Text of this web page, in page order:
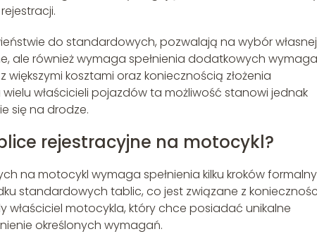
do standardowych, pozwalają na wybór własnej
ale również wymaga spełnienia dodatkowych
większymi kosztami oraz koniecznością złożenia
właścicieli pojazdów ta możliwość stanowi jednak
się na drodze.
rejestracyjne na motocykl?
na motocykl wymaga spełnienia kilku kroków
standardowych tablic, co jest związane z
właściciel motocykla, który chce posiadać unikalne
określonych wymagań.